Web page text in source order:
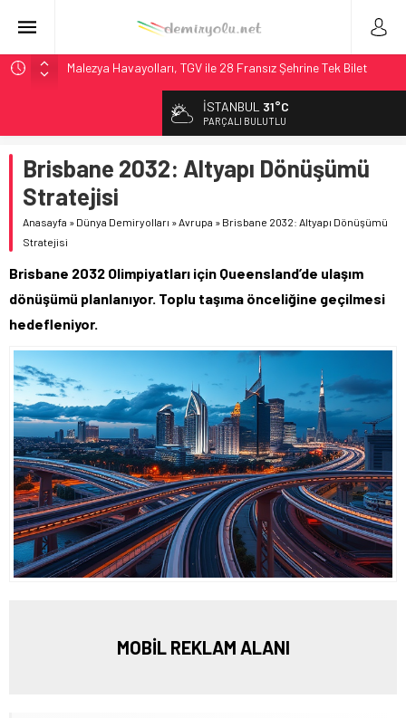
Malezya Havayolları, TGV ile 28 Fransız Şehrine Tek Bilet
ÖBB ve RFI’dan Brenner’da 15 Günlük Bakım: Tren Seferleri
NS, Temmuz 2026’dan İtibaren Koltukta Bagaja Kalıcı
Yasak, Ceza Yok
Madrid Atocha’da 56 Milyon Euro’luk Yenileme: Sol Tüneli
%33 Kapasite Artışı
İngiltere Demiryolunda Tarihi Entegrasyon: GBR Anglia
İSTANBUL 31°C
PARÇALI BULUTLU
Brisbane 2032: Altyapı Dönüşümü
Stratejisi
Anasayfa » Dünya Demiryolları »Avrupa » Brisbane 2032: Altyapı Dönüşümü
Stratejisi
Brisbane 2032 Olimpiyatları için Queensland’de ulaşım
dönüşümü planlanıyor. Toplu taşıma önceliğine geçilmesi
hedefleniyor.
MOBİL REKLAM ALANI